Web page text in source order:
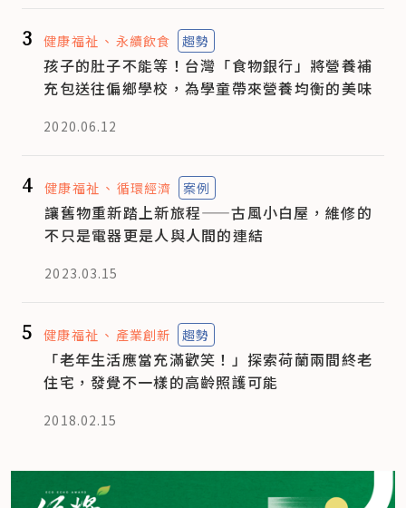
3 健康福祉 永續飲食 趨勢
孩子的肚子不能等！台灣「食物銀行」將營養補
充包送往偏鄉學校，為學童帶來營養均衡的美味
2020.06.12
4 健康福祉 循環經濟 案例
讓舊物重新踏上新旅程——古風小白屋，維修的
不只是電器更是人與人間的連結
2023.03.15
5 健康福祉 產業創新 趨勢
「老年生活應當充滿歡笑！」探索荷蘭兩間終老
住宅，發覺不一樣的高齡照護可能
2018.02.15